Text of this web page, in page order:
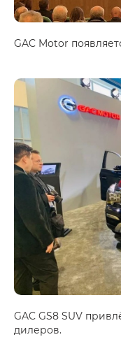
GAC Motor
GAC GS8 SUV
дилеров.